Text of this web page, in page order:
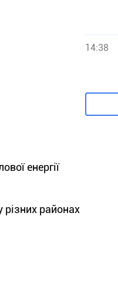
енергії
різних районах
14:38